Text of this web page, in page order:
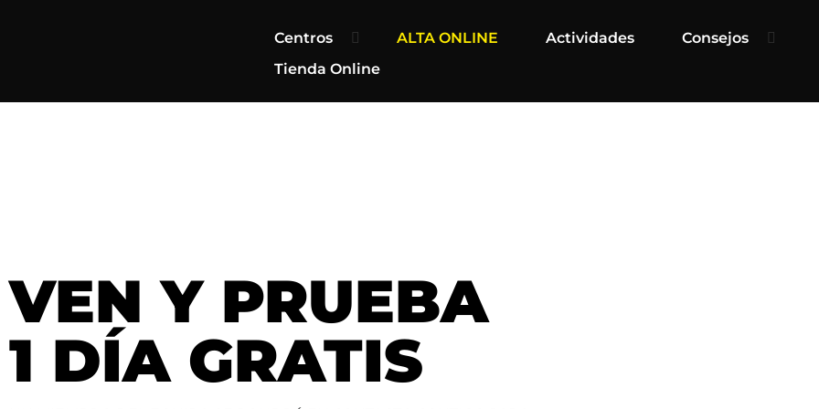
Centros
ALTA ONLINE Actividades
Consejos
Tienda Online
VEN Y PRUEBA
1 DÍA GRATIS